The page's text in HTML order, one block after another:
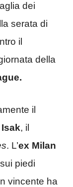
dei
serata di
il
della
il
Isak, il
. L’ex Milan
piedi
vincente ha